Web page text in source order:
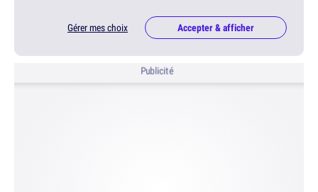
Gérer mes choix Accepter & afficher
Publicité